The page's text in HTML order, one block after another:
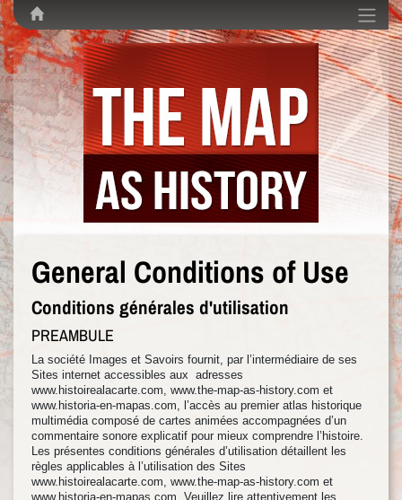
General Conditions of Use
Conditions générales d'utilisation
PREAMBULE
La société Images et Savoirs fournit, par l’intermédiaire de ses
Sites internet accessibles aux adresses
www.histoirealacarte.com, www.the-map-as-history.com et
www.historia-en-mapas.com, l’accès au premier atlas historique
multimédia composé de cartes animées accompagnées d’un
commentaire sonore explicatif pour mieux comprendre l’histoire.
Les présentes conditions générales d’utilisation détaillent les
règles applicables à l’utilisation des Sites
www.histoirealacarte.com, www.the-map-as-history.com et
www.historia-en-mapas.com. Veuillez lire attentivement les